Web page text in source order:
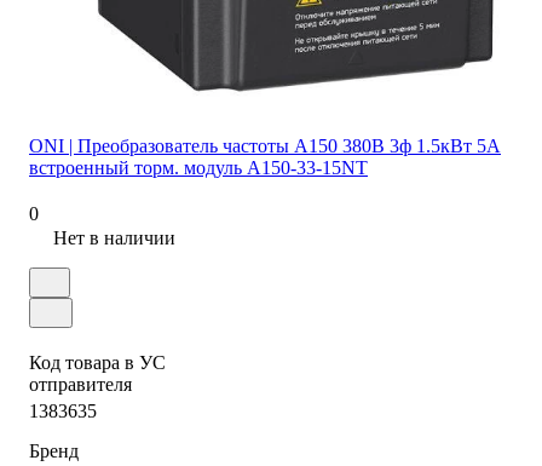
ONI | Преобразователь частоты A150 380В 3ф 1.5кВт 5А
встроенный торм. модуль A150-33-15NT
0
Нет в наличии
Код товара в УС
отправителя
1383635
Бренд